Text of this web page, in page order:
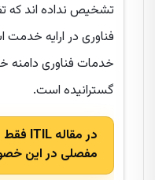
فناوری در ارایه
خدمات فناوری دامنه
گسترانیده است.
مفصلی در این